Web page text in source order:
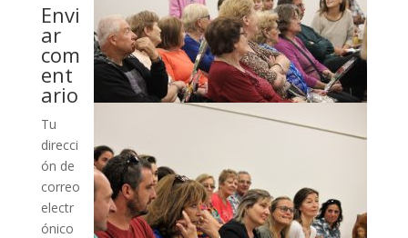
Envi
ar
com
ent
ario
Tu
direcci
ón de
correo
electr
ónico